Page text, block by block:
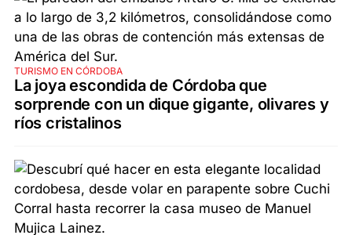
TURISMO EN CÓRDOBA
La joya escondida de Córdoba que
sorprende con un dique gigante, olivares y
ríos cristalinos